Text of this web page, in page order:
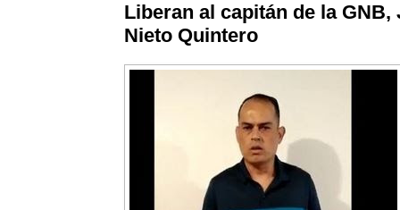
Liberan al capitán de la GNB,
Nieto Quintero